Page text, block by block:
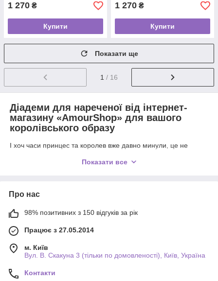
1 270 ₴
Купити
1 270 ₴
Купити
Показати ще
1 / 16
Діадеми для нареченої від інтернет-
магазину «AmourShop» для вашого
королівського образу
І хоч часи принцес та королев вже давно минули, це не
весілля – це найпопулярніші аксесуари. Вони доповнюють
цей весільний аксесуар. Тож можете сміливо обирати в
каталозі інтернет-магазину «AmourShop» той варіант, який
вам найбільше сподобається. Ви будете здивовані наскільки
міцно діадема тримається на волоссі. Навіть найзапальніші
танці не дозволять загубити аксесуар і ви будете сяяти до
кінця цього особливого дня!
Обираємо весільні діадеми за формою
обличчя
Щоб бути впевненими, що діадема вам максимально
Показати все
Про нас
98% позитивних з 150 відгуків за рік
Працює з 27.05.2014
м. Київ
Вул. В. Скакуна 3 (тільки по домовленості), Київ, Україна
Контакти